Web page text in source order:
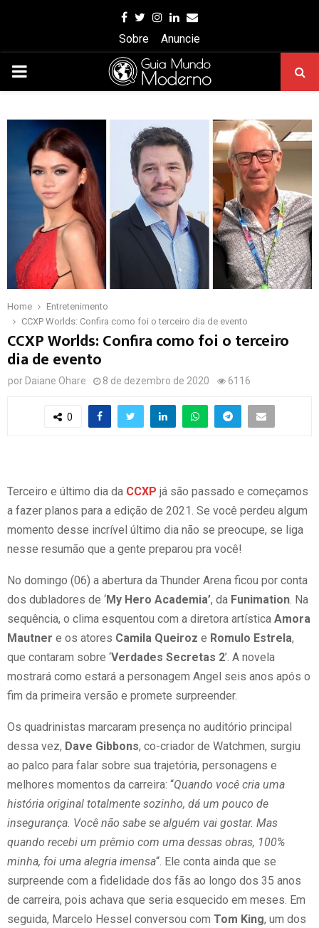
Facebook
Twitter
Instagram
Linkedin
Email
Sobre
Anuncie
PRIMARY
Home
Entretenimento
CCXP Worlds: Confira como foi o terceiro dia de evento
CCXP Worlds: Confira como foi o terceiro
dia de evento
por Daiane Ohare 8 de dezembro de 2020 6116
0
Terceiro e último dia da CCXP já são passado e começamos
a fazer planos para a edição de 2021. Se você perdeu algum
momento desse incrível último dia não se preocupe, se liga
nesse resumão que a gente preparou pra você!
No domingo (06) a abertura da Thunder Arena ficou por conta
dos dubladores de ‘My Hero Academia’, da Funimation. Na
sequência, o clima esquentou com a diretora artística Amora
Mautner e os atores Camila Queiroz e Romulo Estrela,
que contaram sobre ‘Verdades Secretas 2’. A novela
mostrará como estará a personagem Angel seis anos após o
fim da primeira versão e promete surpreender.
Os quadrinistas marcaram presença no auditório principal
dessa vez, Dave Gibbons, co-criador de Watchmen, surgiu
ao palco para falar sobre sua trajetória, personagens e
melhores momentos da carreira: “Quando você cria uma
história original totalmente sozinho, dá um pouco de
insegurança. Você não sabe se alguém vai gostar. Mas
quando recebi um prêmio com uma dessas obras, 100%
minha, foi uma alegria imensa“. Ele conta ainda que se
surpreende com a fidelidade dos fãs ao longo dos 35 anos
de carreira, pois achava que seria esquecido em meses. Em
seguida, Marcelo Hessel conversou com Tom King, um dos